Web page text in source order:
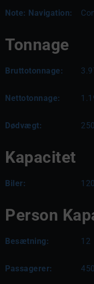
Note: Navigation:
Tonnage
Bruttotonnage:
Nettotonnage:
Dødvægt: 250
Kapacitet
Biler: 120
Person
Besætning: 12
Passagerer: 450